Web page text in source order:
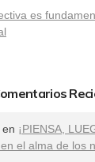
es
en ¡PIENSA,
el alma de los